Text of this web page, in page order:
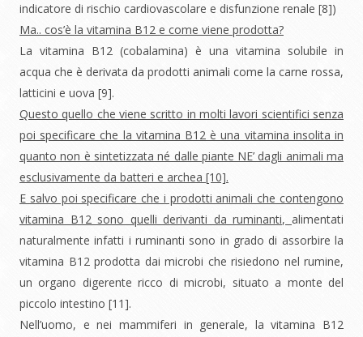
indicatore di rischio cardiovascolare e disfunzione renale [8])
Ma.. cos’è la vitamina B12 e come viene prodotta?
La vitamina B12 (cobalamina) è una vitamina solubile in
acqua che è derivata da prodotti animali come la carne rossa,
latticini e uova [9].
Questo quello che viene scritto in molti lavori scientifici senza
poi specificare che la vitamina B12 è una vitamina insolita in
quanto non è sintetizzata né dalle piante NE’ dagli animali ma
esclusivamente da batteri e archea [10].
E salvo poi specificare che i prodotti animali che contengono
vitamina B12 sono quelli derivanti da ruminanti, alimentati
naturalmente infatti i ruminanti sono in grado di assorbire la
vitamina B12 prodotta dai microbi che risiedono nel rumine,
un organo digerente ricco di microbi, situato a monte del
piccolo intestino [11].
Nell’uomo, e nei mammiferi in generale, la vitamina B12